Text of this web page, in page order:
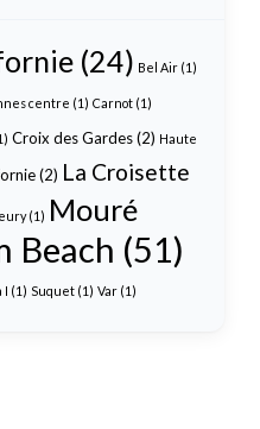
(24) Bel Air (1)
centre (1) Carnot (1)
Croix des Gardes(2) Haute
(2) La Croisette
(1) Mouré
Beach (51)
I (1) Suquet (1) Var (1)